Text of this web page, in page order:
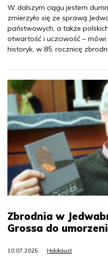
W dalszym ciągu jestem
zmierzyło się ze sprawą
państwowych, a także
otwartość i uczciwość – mówi
historyk, w 85. rocznicę
Zbrodnia w
Grossa do
10.07.2025 Holokaust